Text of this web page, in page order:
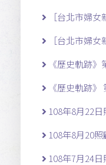
［台北市婦
［台北市婦
《歷史軌跡
《歷史軌跡
108年8月22
108年8月20
108年7月24